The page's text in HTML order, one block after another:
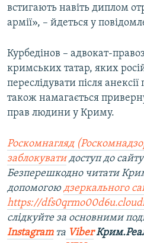
встигають навіть диплом
армії», – йдеться у
Курбедінов – адвокат-
кримських татар, яких
переслідувати після
також намагається
прав людини у Криму.
Роскомнагляд
заблокуватидоступ до сайту
Безперешкодно читати
допомогою дзеркального
https://
слідкуйте за основними
Instagramта Viber